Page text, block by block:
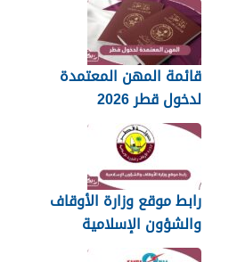
قائمة المهن المعتمدة
لدخول قطر 2026
رابط موقع وزارة الأوقاف
والشؤون الإسلامية
islam.gov.qa